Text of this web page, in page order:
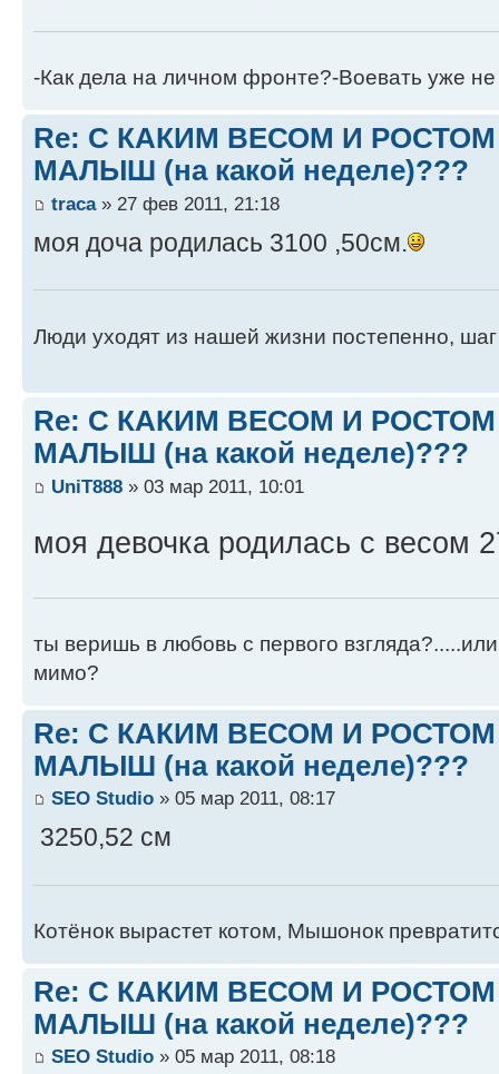
-Как дела на личном фронте?-Воевать уже не
Re: С КАКИМ ВЕСОМ И
МАЛЫШ (на какой неделе)???
traca» 27 фев 2011, 21:18
моя доча родилась 3100 ,50см.
Люди уходят из нашей жизни постепенно,
Re: С КАКИМ ВЕСОМ И
МАЛЫШ (на какой неделе)???
UniT888 » 03 мар 2011, 10:01
моя девочка родилась с весом
ты веришь в любовь с первого
мимо?
Re: С КАКИМ ВЕСОМ И
МАЛЫШ (на какой неделе)???
SEO Studio » 05 мар 2011, 08:17
3250,52 см
Котёнок вырастет котом, Мышонок
Re: С КАКИМ ВЕСОМ И
МАЛЫШ (на какой неделе)???
SEO Studio » 05 мар 2011, 08:18